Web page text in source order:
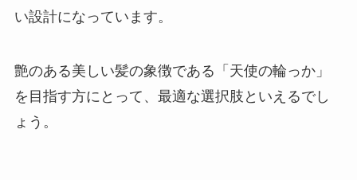
い設計になっています。
艶のある美しい髪の象徴である「天使の輪っか」
を目指す方にとって、最適な選択肢といえるでし
ょう。